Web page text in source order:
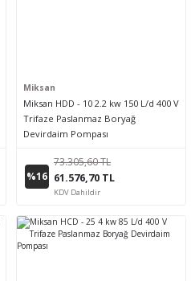
Miksan
Miksan HDD - 10 2.2 kw 150 L/d 400 V
Trifaze Paslanmaz Boryağ
Devirdaim Pompası
%16
73.305,60 TL
61.576,70 TL
KDV Dahildir